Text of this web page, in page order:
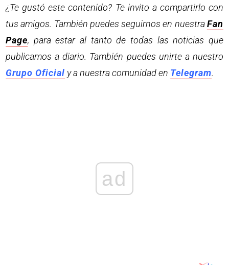
¿Te gustó este contenido? Te invito a compartirlo con
tus amigos. También puedes seguirnos en nuestraFan
Page, para estar al tanto de todas las noticias que
publicamos a diario. También puedes unirte a nuestro
Grupo Oficial y a nuestra comunidad en Telegram.
ad